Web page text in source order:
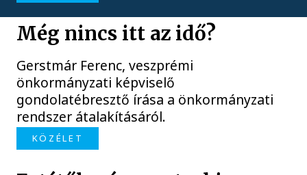
Még nincs itt az idő?
Gerstmár Ferenc, veszprémi
önkormányzati képviselő
gondolatébresztő írása a önkormányzati
rendszer átalakításáról.
KÖZÉLET